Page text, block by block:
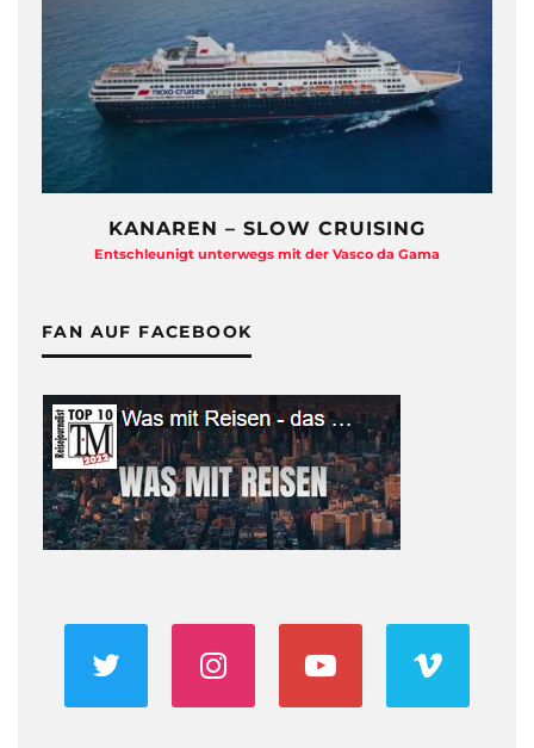
KANAREN – SLOW CRUISING
Entschleunigt unterwegs mit der Vasco da Gama
FAN AUF FACEBOOK